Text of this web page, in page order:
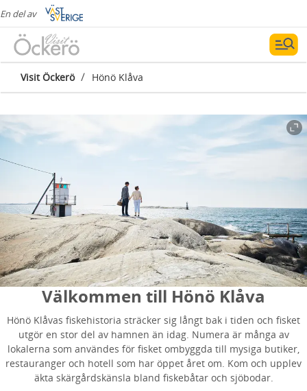
En del av
Visit Öckerö / Hönö Klåva
Välkommen till Hönö Klåva
Hönö Klåvas fiskehistoria sträcker sig långt bak i tiden och fisket
utgör en stor del av hamnen än idag. Numera är många av
lokalerna som användes för fisket ombyggda till mysiga butiker,
restauranger och hotell som har öppet året om. Kom och upplev
äkta skärgårdskänsla bland fiskebåtar och sjöbodar.